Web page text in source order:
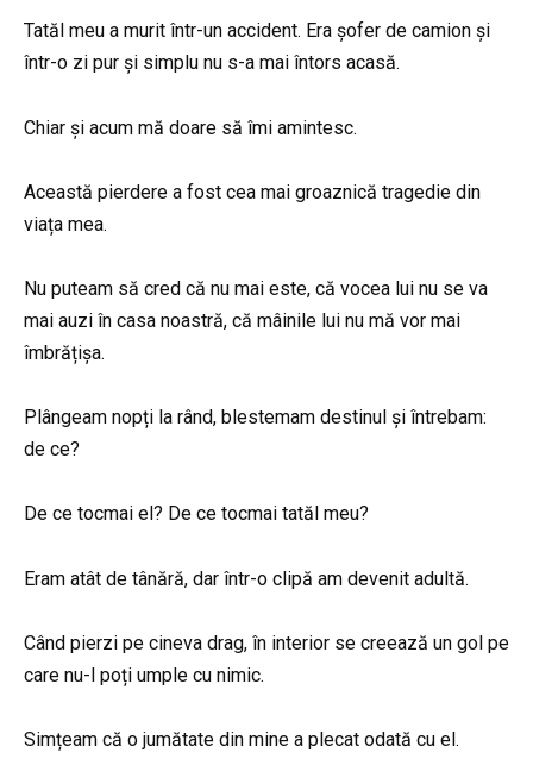
Tatăl meu a murit într-un accident. Era șofer de camion și
într-o zi pur și simplu nu s-a mai întors acasă.
Chiar și acum mă doare să îmi amintesc.
Această pierdere a fost cea mai groaznică tragedie din
viața mea.
Nu puteam să cred că nu mai este, că vocea lui nu se va
mai auzi în casa noastră, că mâinile lui nu mă vor mai
îmbrățișa.
Plângeam nopți la rând, blestemam destinul și întrebam:
de ce?
De ce tocmai el? De ce tocmai tatăl meu?
Eram atât de tânără, dar într-o clipă am devenit adultă.
Când pierzi pe cineva drag, în interior se creează un gol pe
care nu-l poți umple cu nimic.
Simțeam că o jumătate din mine a plecat odată cu el.